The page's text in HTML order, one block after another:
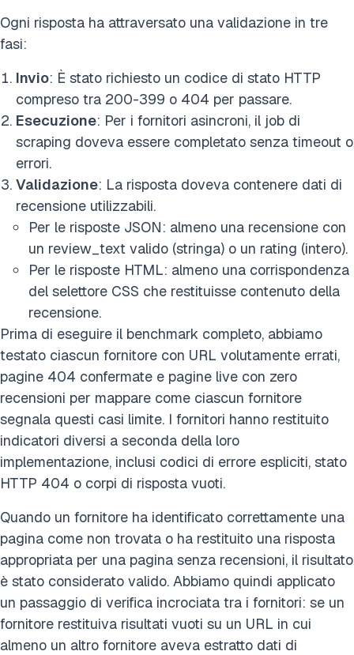
Ogni risposta ha attraversato una validazione in tre
fasi:
Invio: È stato richiesto un codice di stato HTTP
compreso tra 200-399 o 404 per passare.
Esecuzione: Per i fornitori asincroni, il job di
scraping doveva essere completato senza timeout o
errori.
Validazione: La risposta doveva contenere dati di
recensione utilizzabili.
Per le risposte JSON: almeno una recensione con
un review_text valido (stringa) o un rating (intero).
Per le risposte HTML: almeno una corrispondenza
del selettore CSS che restituisse contenuto della
recensione.
Prima di eseguire il benchmark completo, abbiamo
testato ciascun fornitore con URL volutamente errati,
pagine 404 confermate e pagine live con zero
recensioni per mappare come ciascun fornitore
segnala questi casi limite. I fornitori hanno restituito
indicatori diversi a seconda della loro
implementazione, inclusi codici di errore espliciti, stato
HTTP 404 o corpi di risposta vuoti.
Quando un fornitore ha identificato correttamente una
pagina come non trovata o ha restituito una risposta
appropriata per una pagina senza recensioni, il risultato
è stato considerato valido. Abbiamo quindi applicato
un passaggio di verifica incrociata tra i fornitori: se un
fornitore restituiva risultati vuoti su un URL in cui
almeno un altro fornitore aveva estratto dati di